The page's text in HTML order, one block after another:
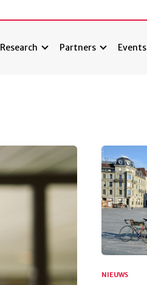
Research Partners Events
NIEUWS